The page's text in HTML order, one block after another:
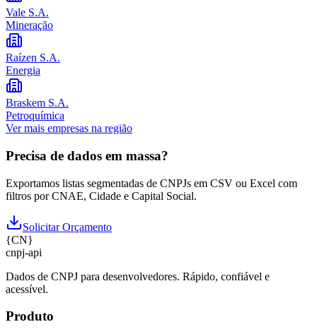
Vale S.A.
Mineração
Raízen S.A.
Energia
Braskem S.A.
Petroquímica
Ver mais empresas na região
Precisa de dados em massa?
Exportamos listas segmentadas de CNPJs em CSV ou Excel com
filtros por CNAE, Cidade e Capital Social.
Solicitar Orçamento
{CN}
cnpj-api
Dados de CNPJ para desenvolvedores. Rápido, confiável e
acessível.
Produto